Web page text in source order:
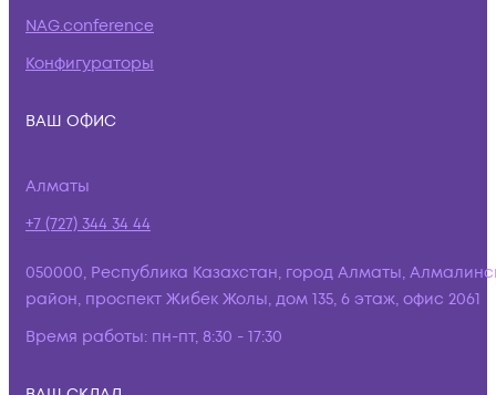
NAG.conference
Конфигураторы
ВАШ ОФИС
Алматы
+7 (727) 344 34 44
050000, Республика Казахстан, город Алматы,
район, проспект Жибек Жолы, дом 135, 6 этаж, офис 2061
Время работы: пн-пт, 8:30 - 17:30